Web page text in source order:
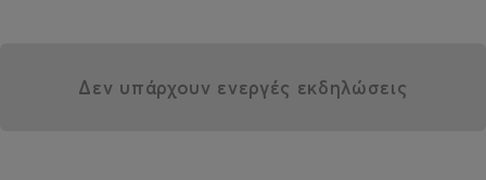
Δεν υπάρχουν ενεργές εκδηλώσεις